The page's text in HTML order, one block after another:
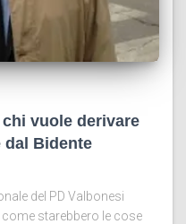
vuole derivare
dal Bidente
del PD Valbonesi
starebbero le cose